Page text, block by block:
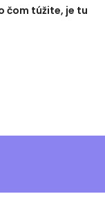
čom túžite, je tu